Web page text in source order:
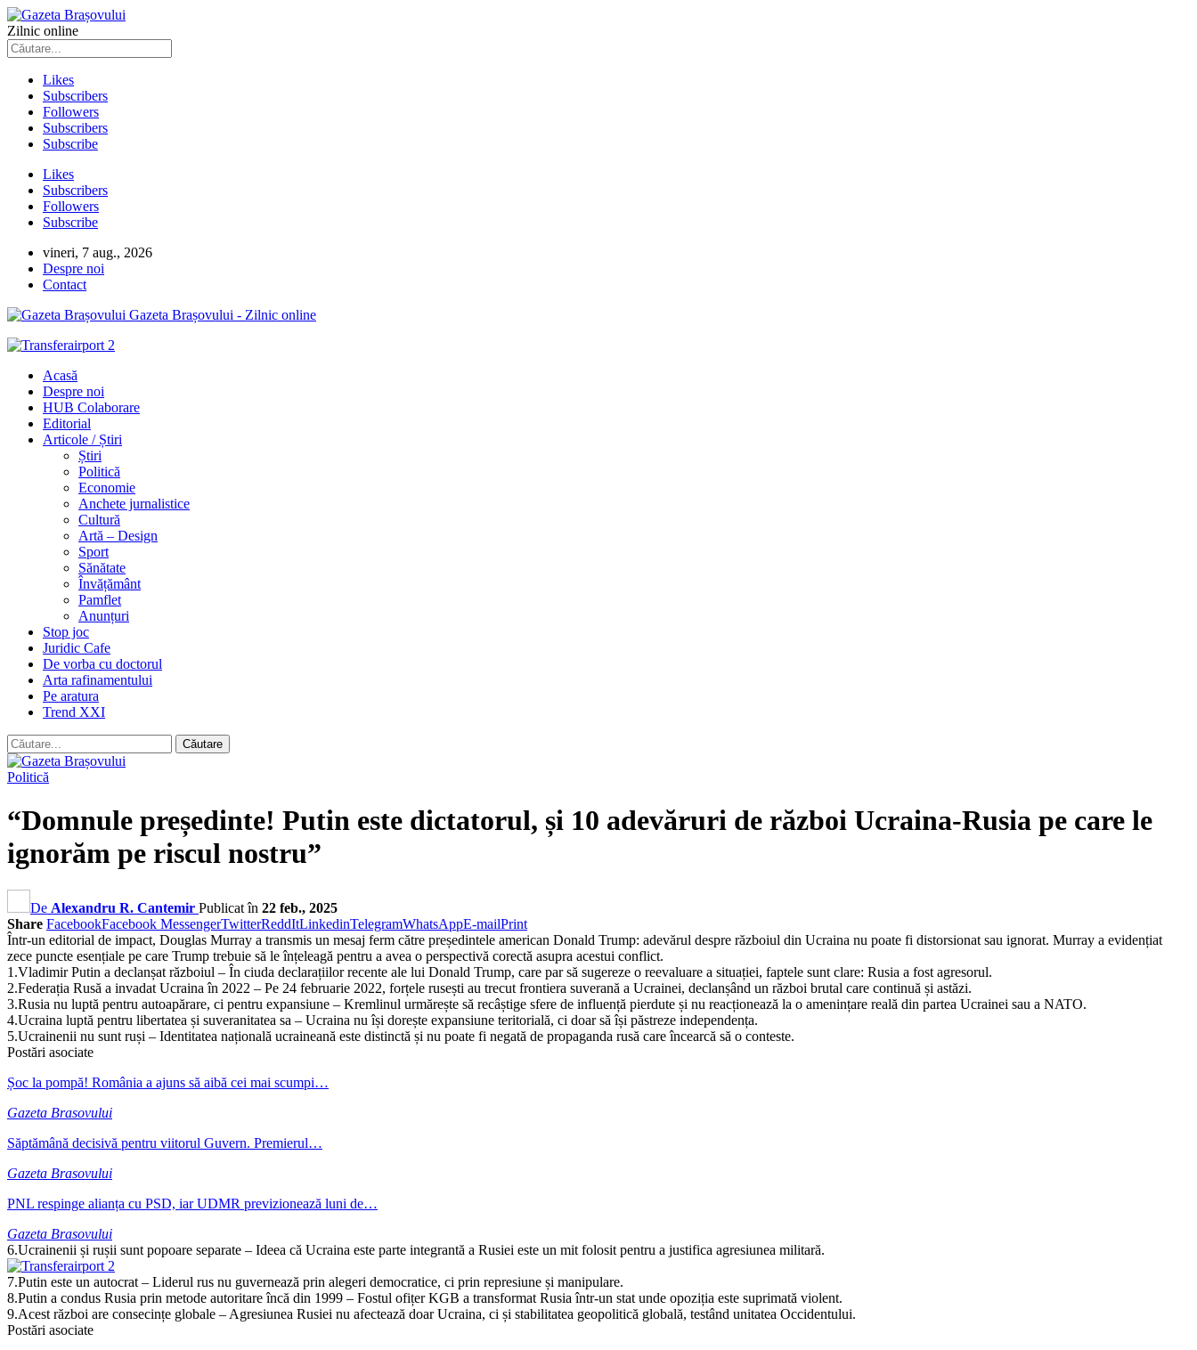
Zilnic online
Likes
Subscribers
Followers
Subscribers
Subscribe
Likes
Subscribers
Followers
Subscribe
vineri, 7 aug., 2026
Despre noi
Contact
Gazeta Brașovului - Zilnic online
Acasă
Despre noi
HUB Colaborare
Editorial
Articole / Știri
Știri
Politică
Economie
Anchete jurnalistice
Cultură
Artă – Design
Sport
Sănătate
Învățământ
Pamflet
Anunțuri
Stop joc
Juridic Cafe
De vorba cu doctorul
Arta rafinamentului
Pe aratura
Trend XXI
Politică
“Domnule președinte! Putin este dictatorul, și 10 adevăruri de război Ucraina-Rusia pe care le
ignorăm pe riscul nostru”
De Alexandru R. Cantemir Publicat în 22 feb., 2025
Share FacebookFacebook MessengerTwitterReddItLinkedinTelegramWhatsAppE-mailPrint
Într-un editorial de impact, Douglas Murray a transmis un mesaj ferm către președintele american Donald Trump: adevărul despre războiul din Ucraina nu poate fi distorsionat sau ignorat. Murray a evidențiat
zece puncte esențiale pe care Trump trebuie să le înțeleagă pentru a avea o perspectivă corectă asupra acestui conflict.
1.Vladimir Putin a declanșat războiul – În ciuda declarațiilor recente ale lui Donald Trump, care par să sugereze o reevaluare a situației, faptele sunt clare: Rusia a fost agresorul.
2.Federația Rusă a invadat Ucraina în 2022 – Pe 24 februarie 2022, forțele rusești au trecut frontiera suverană a Ucrainei, declanșând un război brutal care continuă și astăzi.
3.Rusia nu luptă pentru autoapărare, ci pentru expansiune – Kremlinul urmărește să recâștige sfere de influență pierdute și nu reacționează la o amenințare reală din partea Ucrainei sau a NATO.
4.Ucraina luptă pentru libertatea și suveranitatea sa – Ucraina nu își dorește expansiune teritorială, ci doar să își păstreze independența.
5.Ucrainenii nu sunt ruși – Identitatea națională ucraineană este distinctă și nu poate fi negată de propaganda rusă care încearcă să o conteste.
Postări asociate
Șoc la pompă! România a ajuns să aibă cei mai scumpi…
Gazeta Brasovului
Săptămână decisivă pentru viitorul Guvern. Premierul…
Gazeta Brasovului
PNL respinge alianța cu PSD, iar UDMR previzionează luni de…
Gazeta Brasovului
6.Ucrainenii și rușii sunt popoare separate – Ideea că Ucraina este parte integrantă a Rusiei este un mit folosit pentru a justifica agresiunea militară.
7.Putin este un autocrat – Liderul rus nu guvernează prin alegeri democratice, ci prin represiune și manipulare.
8.Putin a condus Rusia prin metode autoritare încă din 1999 – Fostul ofițer KGB a transformat Rusia într-un stat unde opoziția este suprimată violent.
9.Acest război are consecințe globale – Agresiunea Rusiei nu afectează doar Ucraina, ci și stabilitatea geopolitică globală, testând unitatea Occidentului.
Postări asociate